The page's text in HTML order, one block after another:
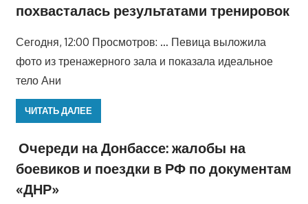
похвасталась результатами тренировок
Сегодня, 12:00 Просмотров: … Певица выложила
фото из тренажерного зала и показала идеальное
тело Ани
ЧИТАТЬ ДАЛЕЕ
Очереди на Донбассе: жалобы на
боевиков и поездки в РФ по документам
«ДНР»